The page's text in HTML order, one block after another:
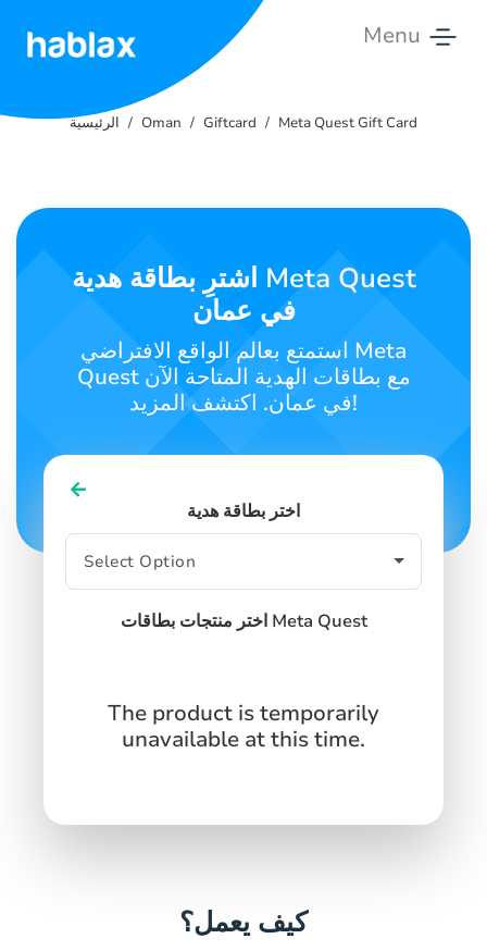
Menu
الأسعار
اتصل
الرئيسية Oman Giftcard Meta Quest Gift Card
اشترِ بطاقة هدية Meta Quest
في عمان
استمتع بعالم الواقع الافتراضي Meta
Quest مع بطاقات الهدية المتاحة الآن
في عمان. اكتشف المزيد!
اختر بطاقة هدية
اختر منتجات بطاقات Meta Quest
The product is temporarily
unavailable at this time.
كيف يعمل؟